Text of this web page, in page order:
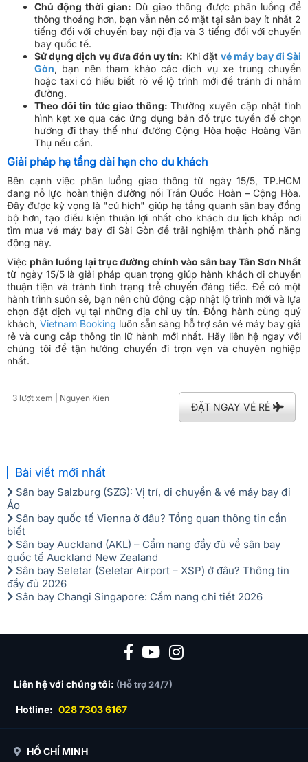
Chủ động thời gian: Dù giao thông được phân luồng để
thông thoáng hơn, bạn vẫn nên có mặt tại sân bay ít nhất 2
tiếng đối với chuyến bay nội địa và 3 tiếng đối với chuyến
bay quốc tế.
Sử dụng dịch vụ đưa đón uy tín: Khi đặtvé máy bay đi Sài
Gòn, bạn nên tham khảo các dịch vụ xe trung chuyển
hoặc taxi có hiểu biết rõ về lộ trình mới để tránh đi nhầm
đường.
Theo dõi tin tức giao thông:Thường xuyên cập nhật tình
hình kẹt xe qua các ứng dụng bản đồ trực tuyến để chọn
hướng đi thay thế như đường Cộng Hòa hoặc Hoàng Văn
Thụ nếu cần.
Giải pháp hạ tầng dài hạn cho du khách
Bên cạnh việc phân luồng giao thông từ ngày 15/5, TP.HCM
đang nỗ lực hoàn thiện đường nối Trần Quốc Hoàn – Cộng Hòa.
Đây được kỳ vọng là "cú hích" giúp hạ tầng quanh sân bay đồng
bộ hơn, tạo điều kiện thuận lợi nhất cho khách du lịch khắp nơi
tìm mua vé máy bay đi Sài Gòn để trải nghiệm thành phố năng
động này.
Việc phân luồng lại trục đường chính vào sân bay Tân Sơn Nhất
từ ngày 15/5 là giải pháp quan trọng giúp hành khách di chuyển
thuận tiện và tránh tình trạng trễ chuyến đáng tiếc. Để có một
hành trình suôn sẻ, bạn nên chủ động cập nhật lộ trình mới và lựa
chọn đặt dịch vụ tại những địa chỉ uy tín. Đồng hành cùng quý
khách,Vietnam Booking luôn sẵn sàng hỗ trợ săn vé máy bay giá
rẻ và cung cấp thông tin lữ hành mới nhất. Hãy liên hệ ngay với
chúng tôi để tận hưởng chuyến đi trọn vẹn và chuyên nghiệp
nhất.
3 lượt xem | Nguyen Kien
ĐẶT NGAY VÉ RẺ
Bài viết mới nhất
Sân bay Salzburg (SZG): Vị trí, di chuyển & vé máy bay đi
Áo
Sân bay quốc tế Vienna ở đâu? Tổng quan thông tin cần
biết
Sân bay Auckland (AKL) – Cẩm nang đầy đủ về sân bay
quốc tế Auckland New Zealand
Sân bay Seletar (Seletar Airport – XSP) ở đâu? Thông tin
đầy đủ 2026
Sân bay Changi Singapore: Cẩm nang chi tiết 2026
Liên hệ với chúng tôi: (Hỗ trợ 24/7)
Hotline: 028 7303 6167
HỒ CHÍ MINH